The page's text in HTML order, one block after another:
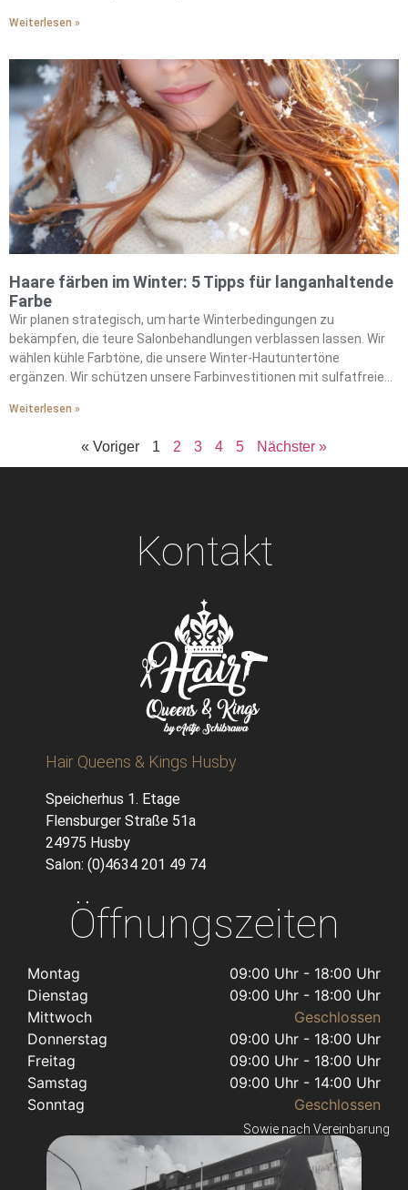
Weiterlesen »
Haare färben im Winter: 5 Tipps für langanhaltende
Farbe
Wir planen strategisch, um harte Winterbedingungen zu
bekämpfen, die teure Salonbehandlungen verblassen lassen. Wir
wählen kühle Farbtöne, die unsere Winter-Hautuntertöne
ergänzen. Wir schützen unsere Farbinvestitionen mit sulfatfreien
lauwarmem Wasser. Wir schützen unsere Haare vor Windschäden
Heizungsluft gestohlene Feuchtigkeit durch wöchentliche
grundlegenden Schritte die ganze Saison über salonfrische
Weiterlesen »
« Voriger 1 2 3 4 5 Nächster »
Kontakt
Hair Queens & Kings Husby
Speicherhus 1. Etage
Flensburger Straße 51a
24975 Husby
Salon: (0)4634 201 49 74
Öffnungszeiten
Montag
09:00 Uhr - 18:00 Uhr
Dienstag
09:00 Uhr - 18:00 Uhr
Mittwoch
Geschlossen
Donnerstag
09:00 Uhr - 18:00 Uhr
Freitag
09:00 Uhr - 18:00 Uhr
Samstag
09:00 Uhr - 14:00 Uhr
Sonntag
Geschlossen
Sowie nach Vereinbarung